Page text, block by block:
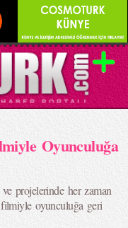
Oyunculuğa
projelerinde her zaman
oyunculuğa geri